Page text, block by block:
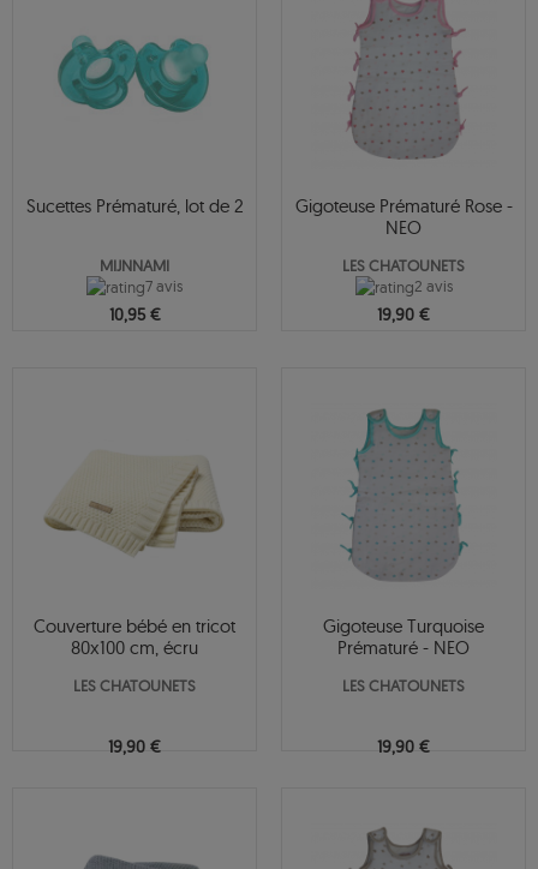
Sucettes Prématuré, lot de 2
MIJNNAMI
7 avis
10,95 €
Gigoteuse Prématuré Rose -
NEO
LES CHATOUNETS
2 avis
19,90 €
Couverture bébé en tricot
80x100 cm, écru
LES CHATOUNETS
19,90 €
Gigoteuse Turquoise
Prématuré - NEO
LES CHATOUNETS
19,90 €